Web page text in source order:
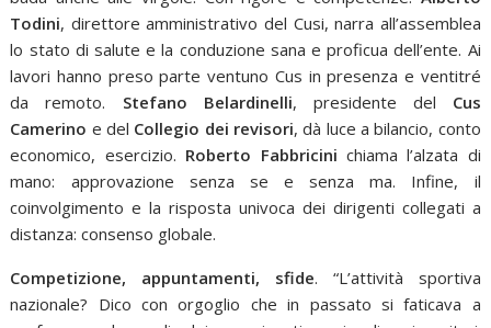
Todini, direttore amministrativo del Cusi, narra all’assemblea
lo stato di salute e la conduzione sana e proficua dell’ente. Ai
lavori hanno preso parte ventuno Cus in presenza e ventitré
da remoto. Stefano Belardinelli, presidente del Cus
Camerino e del Collegio dei revisori, dà luce a bilancio, conto
economico, esercizio. Roberto Fabbricini chiama l’alzata di
mano: approvazione senza se e senza ma. Infine, il
coinvolgimento e la risposta univoca dei dirigenti collegati a
distanza: consenso globale.
Competizione, appuntamenti, sfide. “L’attività sportiva
nazionale? Dico con orgoglio che in passato si faticava a